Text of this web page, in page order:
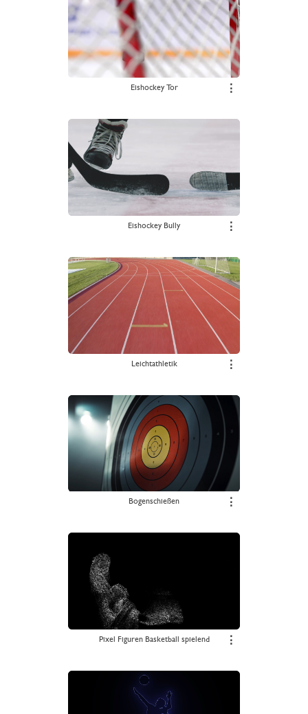
Eishockey Tor ⋮
Eishockey Bully ⋮
Leichtathletik ⋮
Bogenschießen ⋮
Pixel Figuren Basketball spielend ⋮